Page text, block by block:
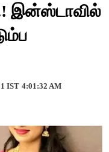
இன்ஸ்டாவில்
IST 4:01:32 AM